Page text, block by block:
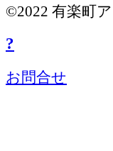
©2022 有楽町
?
お問合せ